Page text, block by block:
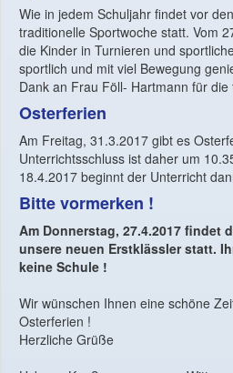
Wie in jedem Schuljahr findet vor
traditionelle Sportwoche statt. Vom
die Kinder in Turnieren und
sportlich und mit viel Bewegung
Dank an Frau Föll- Hartmann für
Osterferien
Am Freitag, 31.3.2017 gibt es
Unterrichtsschluss ist daher um
18.4.2017 beginnt der Unterricht
Bitte vormerken !
Am Donnerstag, 27.4.2017 findet
unsere neuen Erstklässler statt.
keine Schule !
Wir wünschen Ihnen eine schöne
Osterferien !
Herzliche Grüße